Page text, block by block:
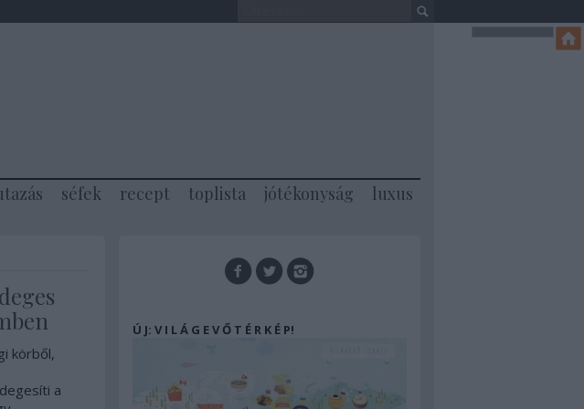
séfek recept toplista jótékonyság luxus
körből,
a
Ú J: V I L Á G E V Ő T É R K É P!